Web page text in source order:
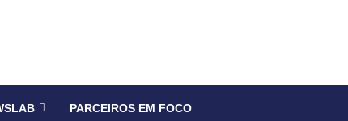
PARCEIROS EM FOCO